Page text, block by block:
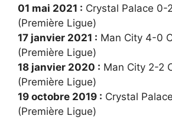
01 mai 2021 : Crystal Palace 0-
(Première Ligue)
17 janvier 2021 : Man City 4-0
(Première Ligue)
18 janvier 2020 : Man City 2-2
(Première Ligue)
19 octobre 2019 : Crystal
(Première Ligue)